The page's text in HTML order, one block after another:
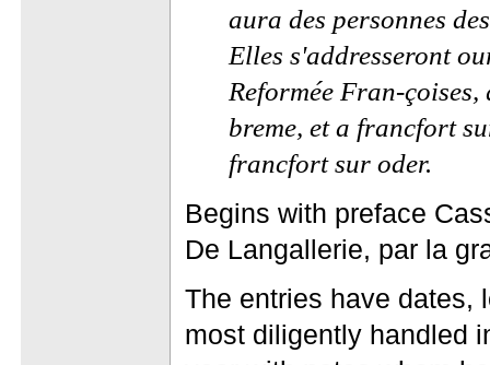
aura des personnes
Elles s'addresseront
Reformée Fran-
breme, et a francfort
francfort sur oder.
Begins with preface
De Langallerie, par la
The entries have dates,
most diligently handled